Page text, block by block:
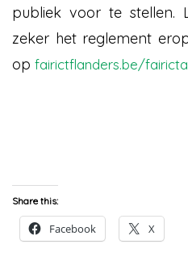
publiek voor te stellen.
zeker het reglement
op fairictflanders.be/
Share this:
Facebook X